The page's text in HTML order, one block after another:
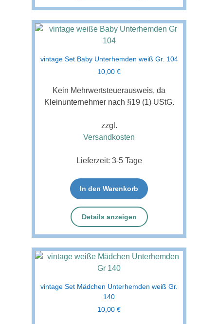
vintage Set Baby Unterhemden weiß Gr. 104
10,00 €
Kein Mehrwertsteuerausweis, da
Kleinunternehmer nach §19 (1) UStG.
zzgl.
Versandkosten
Lieferzeit: 3-5 Tage
In den Warenkorb
Details anzeigen
vintage Set Mädchen Unterhemden weiß Gr.
140
10,00 €